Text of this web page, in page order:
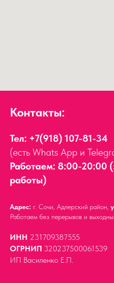
Контакты:
Тел: +7(918) 107-81-34
(есть Whats App и
Работаем: 8:00-20:00
работы)
Адрес: г. Сочи, Адлерский район,
Работаем без перерывов и
ИНН 231709387555
ОГРНИП 320237500061539
ИП Василенко Е.П.